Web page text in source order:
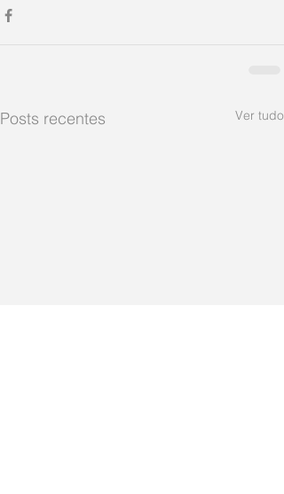
Posts recentes Ver tudo